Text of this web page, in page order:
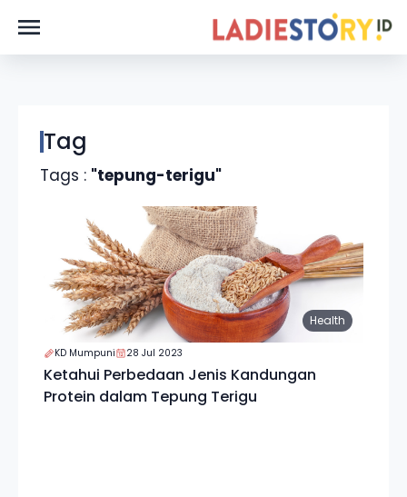
Tag
Tags : "tepung-terigu"
Health
KD Mumpuni 28 Jul 2023
Ketahui Perbedaan Jenis Kandungan
Protein dalam Tepung Terigu